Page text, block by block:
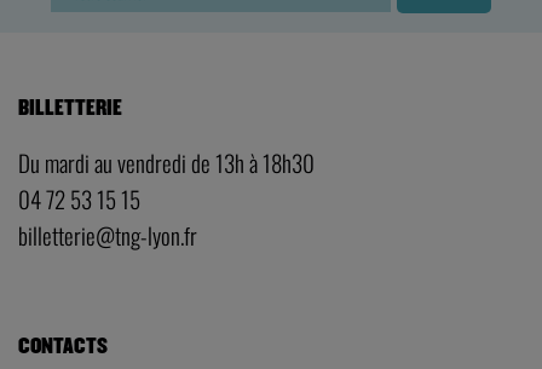
BILLETTERIE
Du mardi au vendredi de 13h à 18h30
04 72 53 15 15
billetterie@tng-lyon.fr
CONTACTS